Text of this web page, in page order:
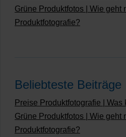
Grüne Produktfotos | Wie geht
Produktfotografie?
Beliebteste Beiträge
Preise Produktfotografie |
Grüne Produktfotos | Wie geht
Produktfotografie?